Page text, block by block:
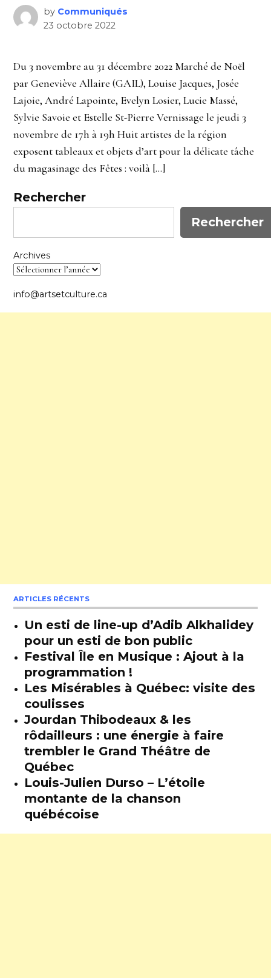
by Communiqués
23 octobre 2022
Du 3 novembre au 31 décembre 2022 Marché de Noël
par Geneviève Allaire (GAIL), Louise Jacques, Josée
Lajoie, André Lapointe, Evelyn Losier, Lucie Massé,
Sylvie Savoie et Estelle St-Pierre Vernissage le jeudi 3
novembre de 17h à 19h Huit artistes de la région
exposent tableaux et objets d’art pour la délicate tâche
du magasinage des Fêtes : voilà […]
Rechercher
Rechercher
Archives
info@artsetculture.ca
ARTICLES RÉCENTS
Un esti de line-up d’Adib Alkhalidey
pour un esti de bon public
Festival Île en Musique : Ajout à la
programmation !
Les Misérables à Québec: visite des
coulisses
Jourdan Thibodeaux & les
rôdailleurs : une énergie à faire
trembler le Grand Théâtre de
Québec
Louis-Julien Durso – L’étoile
montante de la chanson
québécoise